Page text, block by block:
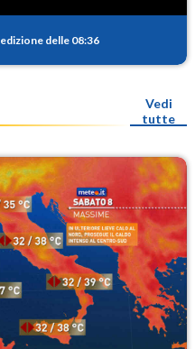
edizione delle 08:36
Vedi
tutte